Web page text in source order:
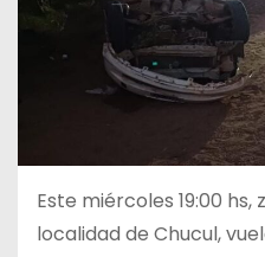
Este miércoles 19:00
localidad de Chucul,